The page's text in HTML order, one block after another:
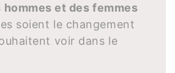
et des femmes
soient le changement
voir dans le